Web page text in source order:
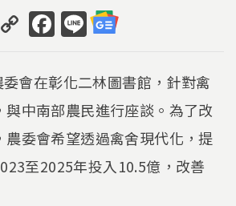
C
o
p
y
Li
n
k
F
a
c
e
b
o
o
Li
n
e
會在彰化二林圖書館，針對禽
中南部農民進行座談。為了改
農委會希望透過禽舍現代化，提
至2025年投入10.5億，改善